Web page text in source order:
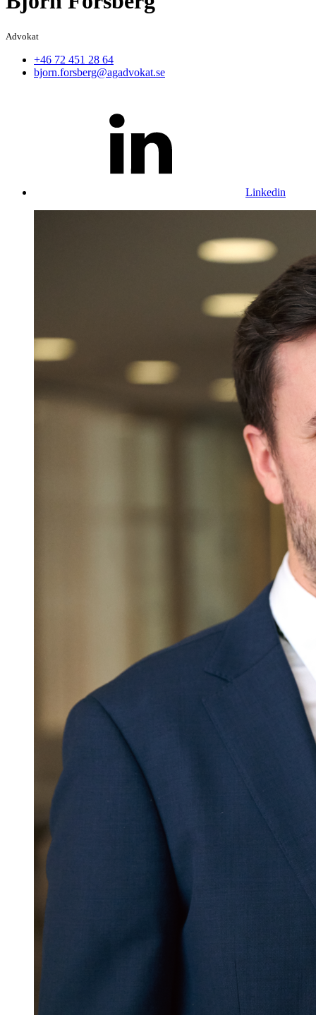
Advokat
+46 72 451 28 64
bjorn.forsberg@agadvokat.se
Linkedin